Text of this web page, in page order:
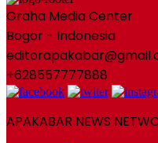
Graha Media Center
Bogor - Indonesia
+628557777888
APAKABAR NEWS